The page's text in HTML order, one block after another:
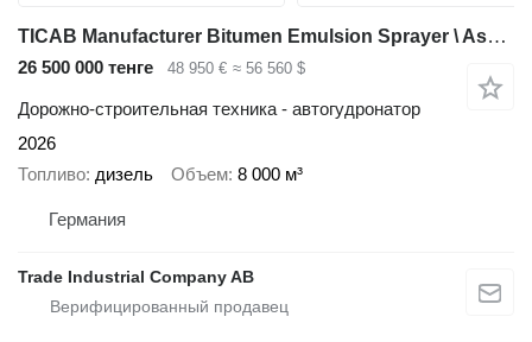
TICAB Manufacturer Bitumen Emulsion Sprayer \ Asphalt Sprayer 8000 L
26 500 000 тенге 48 950 € ≈ 56 560 $
Дорожно-строительная техника - автогудронатор
2026
Топливо дизель Объем 8 000 м³
Германия
Trade Industrial Company AB